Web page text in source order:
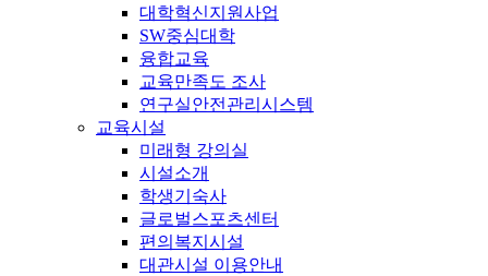
대학혁신지원사업
SW중심대학
융합교육
교육만족도 조사
연구실안전관리시스템
교육시설
미래형 강의실
시설소개
학생기숙사
글로벌스포츠센터
편의복지시설
대관시설 이용안내